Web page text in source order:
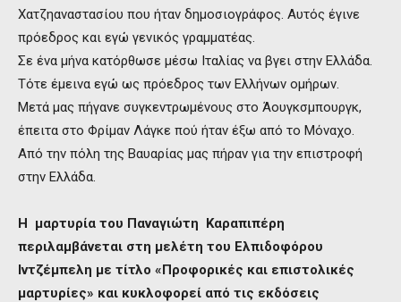
Χατζηαναστασίου που ήταν δημοσιογράφος. Αυτός έγινε
πρόεδρος και εγώ γενικός γραμματέας.
Σε ένα μήνα κατόρθωσε μέσω Ιταλίας να βγει στην Ελλάδα.
Τότε έμεινα εγώ ως πρόεδρος των Ελλήνων ομήρων.
Μετά μας πήγανε συγκεντρωμένους στο Άουγκσμπουργκ,
έπειτα στο Φρίμαν Λάγκε πού ήταν έξω από το Μόναχο.
Από την πόλη της Βαυαρίας μας πήραν για την επιστροφή
στην Ελλάδα.
Η μαρτυρία του Παναγιώτη Καραπιπέρη
περιλαμβάνεται στη μελέτη του Ελπιδοφόρου
Ιντζέμπελη με τίτλο «Προφορικές και επιστολικές
μαρτυρίες» και κυκλοφορεί από τις εκδόσεις